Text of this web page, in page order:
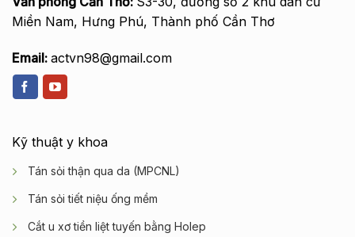
Miền Nam, Hưng Phú, Thành phố Cần Thơ
Email: actvn98@gmail.com
Kỹ thuật y khoa
Tán sỏi thận qua da (MPCNL)
Tán sỏi tiết niệu ống mềm
Cắt u xơ tiền liệt tuyến bằng Holep